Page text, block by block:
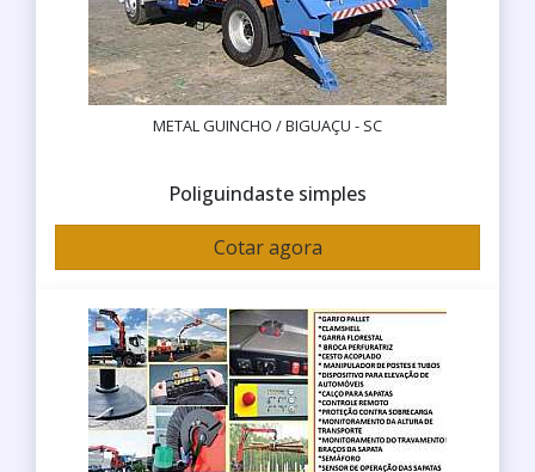
METAL GUINCHO / BIGUAÇU - SC
Poliguindaste simples
Cotar agora